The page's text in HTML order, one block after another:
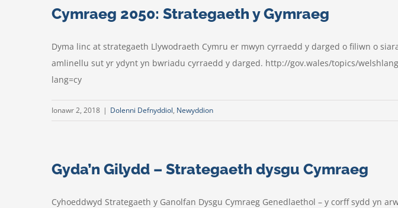
Cymraeg 2050: Strategaeth y Gymraeg
Dyma linc at strategaeth Llywodraeth Cymru er mwyn cyrraedd y darged o filiwn o
amlinellu sut yr ydynt yn bwriadu cyrraedd y darged. http://gov.wales/topics/
lang=cy
Ionawr 2, 2018 | Dolenni Defnyddiol, Newyddion
Gyda’n Gilydd – Strategaeth dysgu Cymraeg
Cyhoeddwyd Strategaeth y Ganolfan Dysgu Cymraeg Genedlaethol – y corff sydd